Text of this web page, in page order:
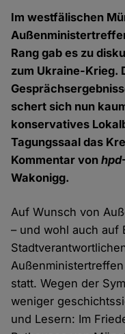
Im westfälischen
Rang gab es zu
zum Ukraine-Krieg.
schert sich nun
konservatives
Tagungssaal das
Kommentar vonhpd
Wakonigg.
Auf Wunsch von
– und wohl auch auf
statt. Wegen der
weniger
und Lesern: Im